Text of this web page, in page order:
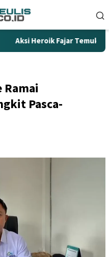
Heroik Fajar Temukan
Ramai
Pasca-